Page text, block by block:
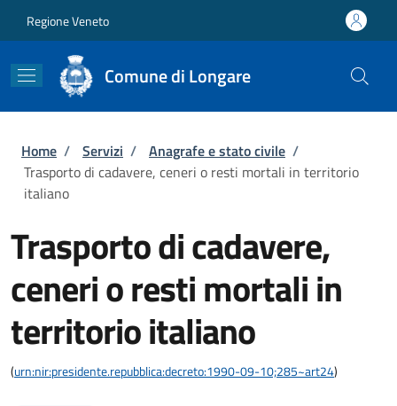
Regione Veneto
Comune di Longare
Briciole di pane
Home / Servizi / Anagrafe e stato civile /
Trasporto di cadavere, ceneri o resti mortali in territorio
italiano
Trasporto di cadavere,
ceneri o resti mortali in
territorio italiano
(urn:nir:presidente.repubblica:decreto:1990-09-10;285~art24)